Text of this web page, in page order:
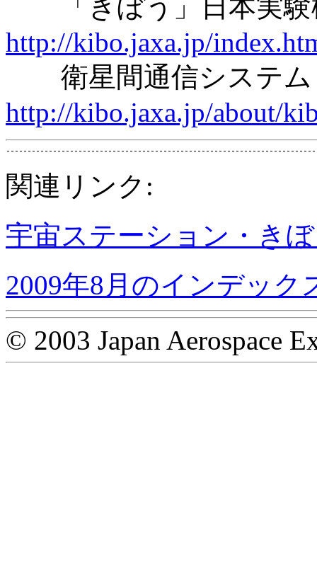
「きぼう」日本
http://kibo.jaxa.jp/
衛星間通信システ
http://kibo.jaxa.jp/about/
関連リンク:
宇宙ステーション・き
2009年8月のインデック
© 2003 Japan Aerospace